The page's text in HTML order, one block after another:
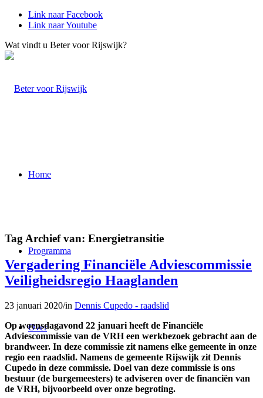
Link naar Facebook
Link naar Youtube
Wat vindt u Beter voor Rijswijk?
Home
Programma
Over
Tag Archief van: Energietransitie
Vergadering Financiële Adviescommissie
Veiligheidsregio Haaglanden
23 januari 2020/in Dennis Cupedo - raadslid
Op woensdagavond 22 januari heeft de Financiële
Adviescommissie van de VRH een werkbezoek gebracht aan de
brandweer. In deze commissie zit namens elke gemeente in onze
regio een raadslid. Namens de gemeente Rijswijk zit Dennis
Cupedo in deze commissie. Doel van deze commissie is ons
bestuur (de burgemeesters) te adviseren over de financiën van
de VRH, bijvoorbeeld over onze begroting.